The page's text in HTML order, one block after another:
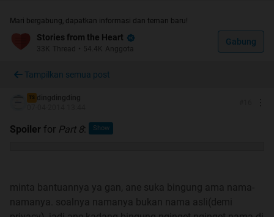
Q: Mau kepo boleh ga gan?
A: Kepo boleh, selama ane mau jawab pasti ane jawab,
kalo ga ane jawab berarti privacy, asal ga OOT aja
A: No No No No
(rules)
=================
sekarang dan bisa membuat cerita ini
--------------------------------------------------------------------------------------------------------
Mari bergabung, dapatkan informasi dan teman baru!
Stories from the Heart
33K Thread • 54.4K Anggota
Gabung
Tampilkan semua post
TS dingdingding
Spoiler for Part 8:
minta bantuannya ya gan, ane suka bingung ama nama-
namanya. soalnya namanya bukan nama asli(demi